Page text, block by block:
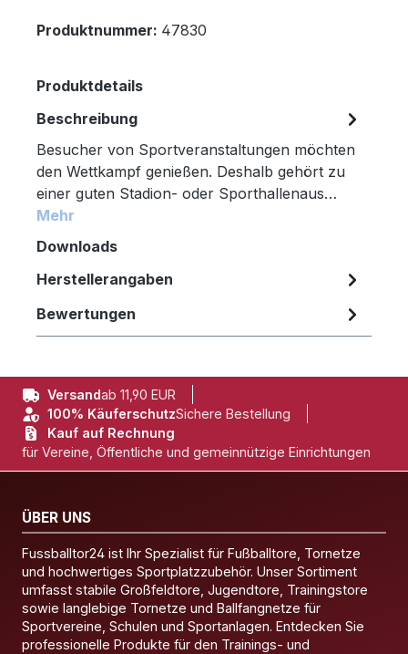
Produktnummer: 47830
Produktdetails
Beschreibung
Besucher von Sportveranstaltungen möchten
den Wettkampf genießen. Deshalb gehört zu
einer guten Stadion- oder Sporthallenaus…
Mehr
Downloads
Herstellerangaben
Bewertungen
Versandab 11,90 EUR
100% KäuferschutzSichere Bestellung
Kauf auf Rechnung
für Vereine, Öffentliche und gemeinnützige Einrichtungen
ÜBER UNS
Fussballtor24 ist Ihr Spezialist für Fußballtore, Tornetze
und hochwertiges Sportplatzzubehör. Unser Sortiment
umfasst stabile Großfeldtore, Jugendtore, Trainingstore
sowie langlebige Tornetze und Ballfangnetze für
Sportvereine, Schulen und Sportanlagen. Entdecken Sie
professionelle Produkte für den Trainings- und